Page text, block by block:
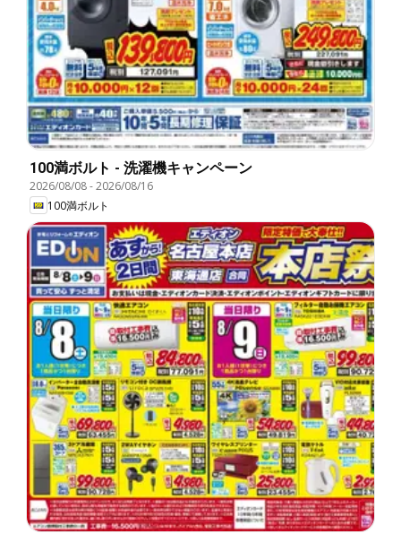
100満ボルト - 洗濯機キャンペーン
2026/08/08-2026/08/16
100満ボルト